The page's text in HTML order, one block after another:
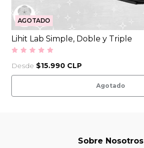
AGOTADO
Lihit Lab Simple, Doble y Triple
Desde $15.990 CLP
Agotado
Sobre Nosotros